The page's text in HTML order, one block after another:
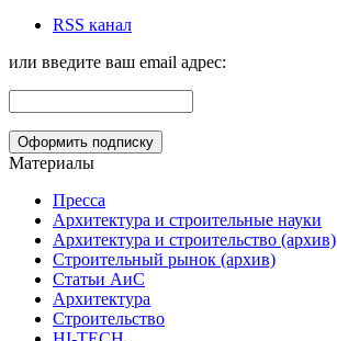
RSS канал
или введите ваш email адрес:
Материалы
Пресса
Архитектура и строительные науки
Архитектура и строительство (архив)
Строительный рынок (архив)
Статьи АиС
Архитектура
Строительство